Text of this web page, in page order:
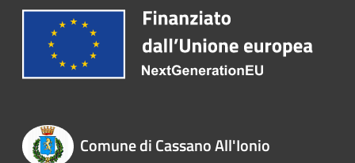
Comune di Cassano All'Ionio